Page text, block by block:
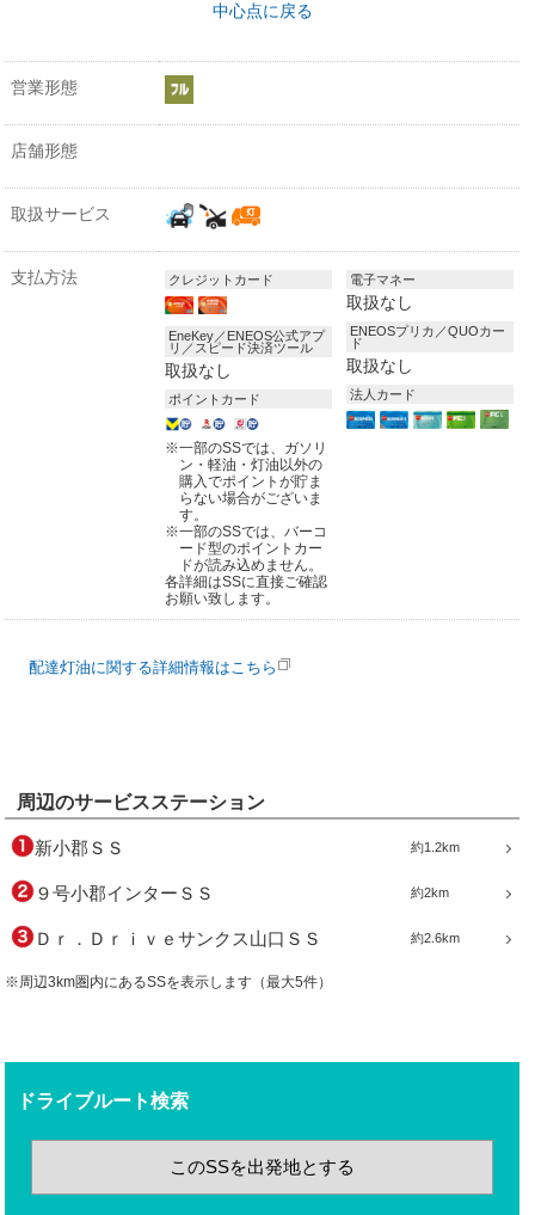
中心点に戻る
営業形態
店舗形態
取扱サービス
支払方法 クレジットカード
EneKey／ENEOS公式アプ
リ／スピード決済ツール
取扱なし
ポイントカード
※一部のSSでは、ガソリ
ン・軽油・灯油以外の
購入でポイントが貯ま
らない場合がございま
す。
※一部のSSでは、バーコ
ード型のポイントカー
ドが読み込めません。
各詳細はSSに直接ご確認
お願い致します。
電子マネー
取扱なし
ENEOSプリカ／QUOカー
ド
取扱なし
法人カード
配達灯油に関する詳細情報はこちら
周辺のサービスステーション
約1.2km
新小郡ＳＳ
約2km
９号小郡インターＳＳ
約2.6km
Ｄｒ．Ｄｒｉｖｅサンクス山口ＳＳ
※周辺3km圏内にあるSSを表示します（最大5件）
ドライブルート検索
このSSを出発地とする